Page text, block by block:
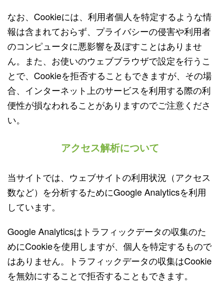
なお、Cookieには、利用者個人を特定するような情
報は含まれておらず、プライバシーの侵害や利用者
のコンピュータに悪影響を及ぼすことはありませ
ん。また、お使いのウェブブラウザで設定を行うこ
とで、Cookieを拒否することもできますが、その場
合、インターネット上のサービスを利用する際の利
便性が損なわれることがありますのでご注意くださ
い。
アクセス解析について
当サイトでは、ウェブサイトの利用状況（アクセス
数など）を分析するためにGoogle Analyticsを利用
しています。
Google Analyticsはトラフィックデータの収集のた
めにCookieを使用しますが、個人を特定するもので
はありません。トラフィックデータの収集はCookie
を無効にすることで拒否することもできます。